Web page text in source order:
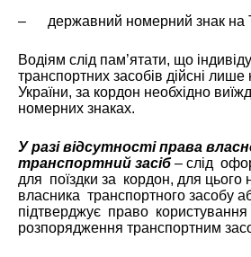
– державний номерний знак на
Водіям слід пам’ятати, що
транспортних засобів дійсні лише
України, за кордон необхідно
номерних знаках.
У разі відсутності права
транспортний засіб– слід
для поїздки за кордон, для цього
власника транспортного засобу
підтверджує право користування
розпорядження транспортним